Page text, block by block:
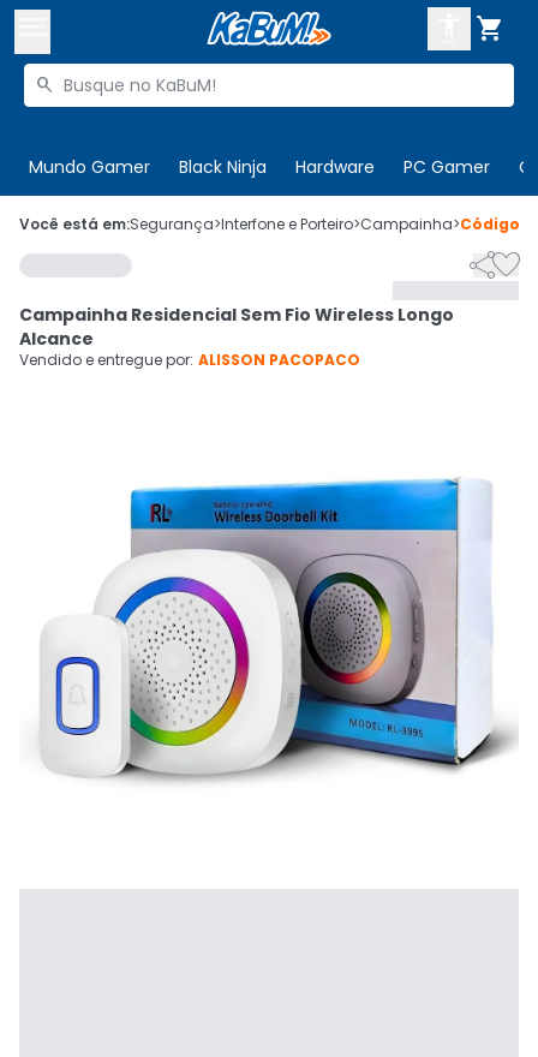

Buscar produtos

Mundo Gamer Black Ninja Hardware PC Gamer
 Olá. Acesse sua conta
 Departamentos
Cupons
CADASTRE-SE
Você está em:Segurança>Interfone e Porteiro>Campainha>Código

Campainha Residencial Sem Fio Wireless Longo
Alcance
Vendido e entregue por: ALISSON PACOPACO